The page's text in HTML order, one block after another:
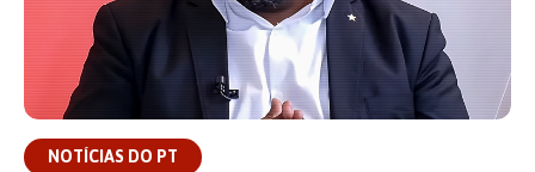
NOTÍCIAS DO PT